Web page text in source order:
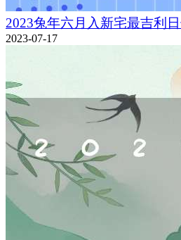
2023兔年六月入新宅最吉利
2023-07-17